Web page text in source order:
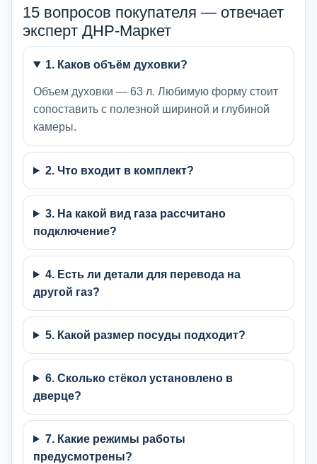
15 вопросов покупателя — отвечает
эксперт ДНР-Маркет
1. Каков объём духовки?
Объем духовки — 63 л. Любимую форму стоит
сопоставить с полезной шириной и глубиной
камеры.
2. Что входит в комплект?
3. На какой вид газа рассчитано
подключение?
4. Есть ли детали для перевода на
другой газ?
5. Какой размер посуды подходит?
6. Сколько стёкол установлено в
дверце?
7. Какие режимы работы
предусмотрены?